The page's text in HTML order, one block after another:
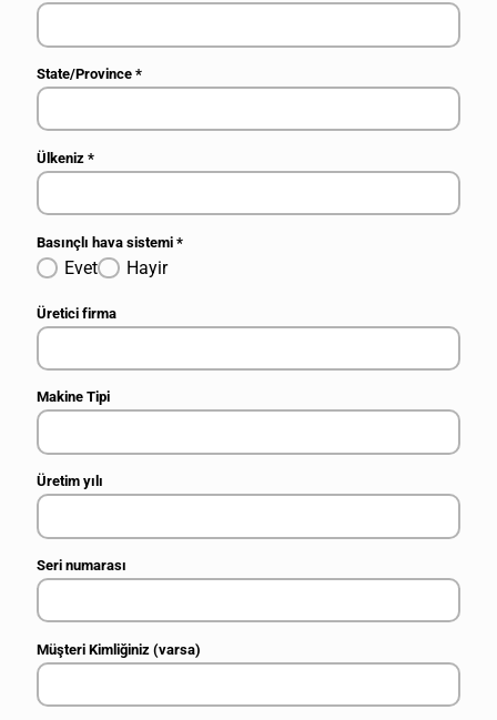
State/Province*
Ülkeniz*
Basınçlı hava sistemi*
Evet Hayir
Üretici firma
Makine Tipi
Üretim yılı
Seri numarası
Müşteri Kimliğiniz (varsa)